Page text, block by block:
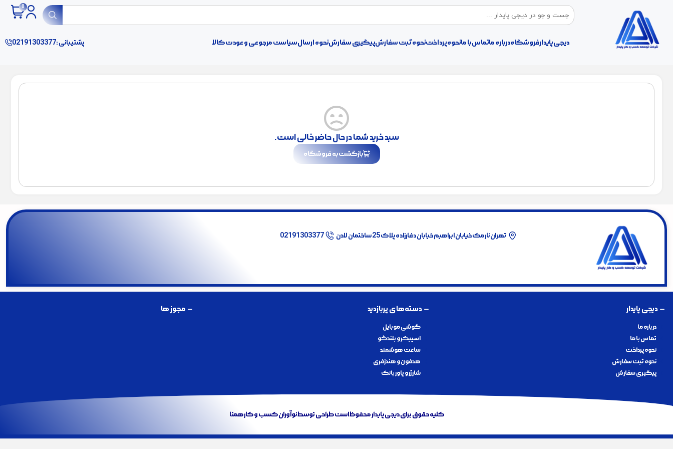
دیجی پایدارفروشگاهدرباره ماتماس با مانحوه پرداختنحوه ثبت سفارشپیگیری سفارشنحوه ارسالسیاست مرجوعی و عودت کالا پشتیبانی :02191303377
سبد خرید شما در حال حاضر خالی است.
بازگشت به فروشگاه
تهران نارمک خیابان ابراهیم خیابان دفارزاده پلاک 25 ساختمان لادن 02191303377
دیجی پایدار
درباره‌ ما
تماس با ما
نحوه پرداخت
نحوه ثبت سفارش
پیگیری سفارش
دسته‌های پربازدید
گوشی موبایل
اسپیکر و بلندگو
ساعت هوشمند
هدفون و هندزفری
شارژر و پاور بانک
مجوز ها
کلیه حقوق برای دیجی پایدار محفوظ است طراحی توسطنوآوران کسب و کار همتا